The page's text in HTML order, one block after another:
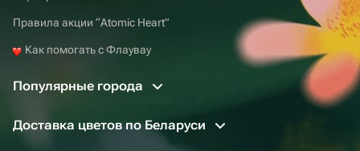
Правила акции “Atomic Heart”
Как помогать с Флаувау
Популярные города
Доставка цветов по Беларуси